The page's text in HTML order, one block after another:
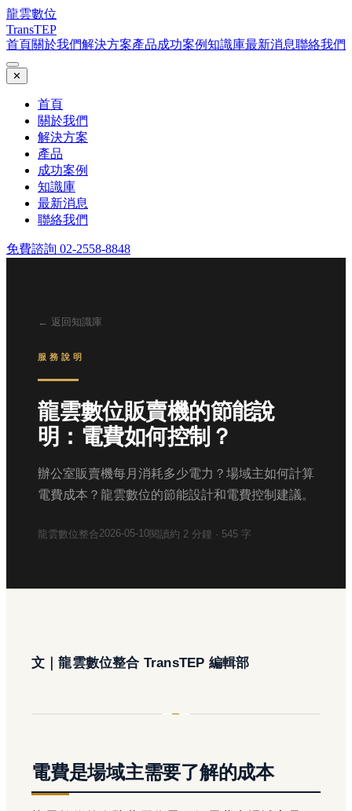
龍雲數位
TransTEP
首頁關於我們解決方案產品成功案例知識庫最新消息聯絡我們
✕
首頁
關於我們
解決方案
產品
成功案例
知識庫
最新消息
聯絡我們
免費諮詢 02-2558-8848
← 返回知識庫
服務說明
龍雲數位販賣機的節能說
明：電費如何控制？
辦公室販賣機每月消耗多少電力？場域主如何計算
電費成本？龍雲數位的節能設計和電費控制建議。
龍雲數位整合2026-05-10閱讀約 2 分鐘 · 545 字
文｜龍雲數位整合 TransTEP 編輯部
電費是場域主需要了解的成本